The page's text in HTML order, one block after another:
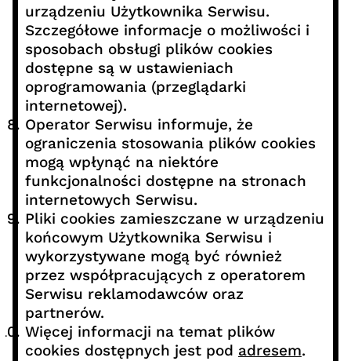
urządzeniu Użytkownika Serwisu.
Szczegółowe informacje o możliwości i
sposobach obsługi plików cookies
dostępne są w ustawieniach
oprogramowania (przeglądarki
internetowej).
Operator Serwisu informuje, że
ograniczenia stosowania plików cookies
mogą wpłynąć na niektóre
funkcjonalności dostępne na stronach
internetowych Serwisu.
Pliki cookies zamieszczane w urządzeniu
końcowym Użytkownika Serwisu i
wykorzystywane mogą być również
przez współpracujących z operatorem
Serwisu reklamodawców oraz
partnerów.
Więcej informacji na temat plików
cookies dostępnych jest pod adresem.